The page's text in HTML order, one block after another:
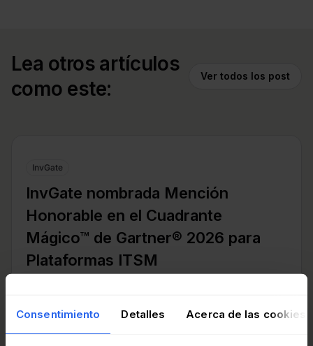
Consentimiento Detalles Acerca de las cookies
Lea otros artículos
como este:
Ver todos los post
InvGate
InvGate nombrada Mención
Honorable en el Cuadrante
Mágico™ de Gartner® 2026 para
Plataformas ITSM